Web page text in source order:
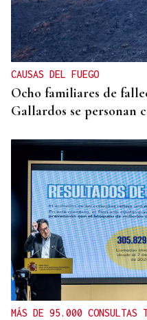
CAUSAS DEL FUEGO
Ocho familiares de
Gallardos se personan
MÁS DE 95.000 CONSULTAS